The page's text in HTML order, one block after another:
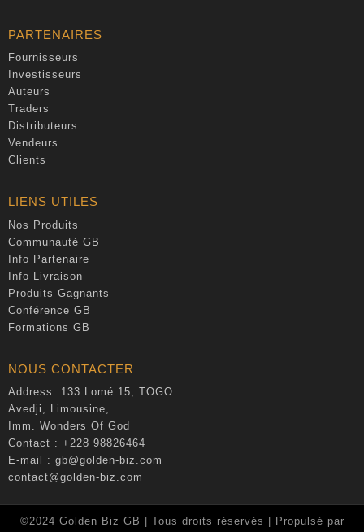
PARTENAIRES
Fournisseurs
Investisseurs
Auteurs
Traders
Distributeurs
Vendeurs
Clients
LIENS UTILES
Nos Produits
Communauté GB
Info Partenaire
Info Livraison
Produits Gagnants
Conférence GB
Formations GB
NOUS CONTACTER
Address: 133 Lomé 15, TOGO
Avedji, Limousine,
Imm. Wonders Of God
Contact : +228 98826464
E-mail : gb@golden-biz.com
contact@golden-biz.com
©2024 Golden Biz GB | Tous droits réservés | Propulsé par